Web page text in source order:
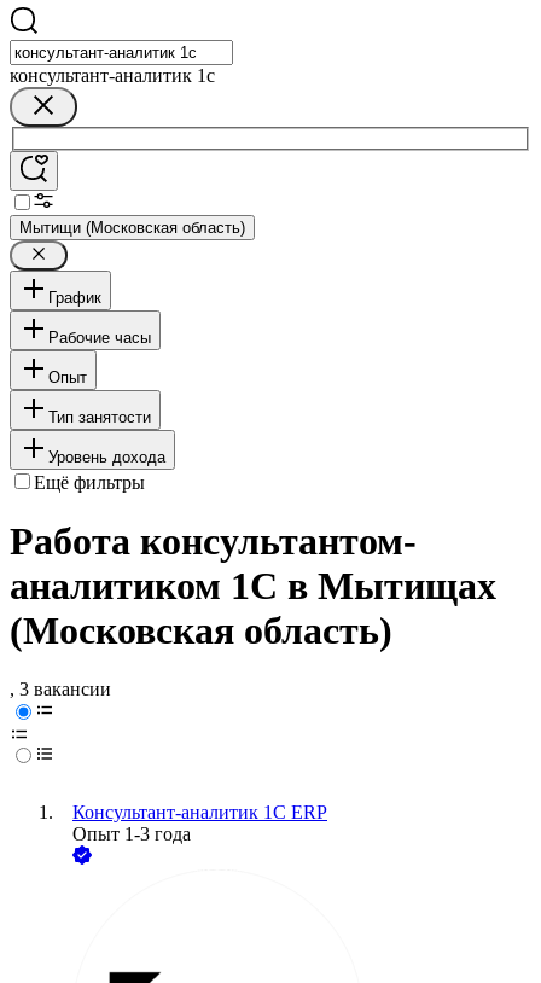
консультант-аналитик 1с
Мытищи (Московская область)
График
Рабочие часы
Опыт
Тип занятости
Уровень дохода
Ещё фильтры
Работа консультантом-
аналитиком 1С в Мытищах
(Московская область)
, 3 вакансии
Консультант-аналитик 1С ERP
Опыт 1-3 года